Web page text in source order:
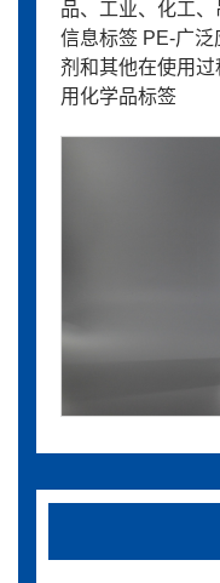
品、工业、化工
信息标签 PE-广
剂和其他在使用
用化学品标签